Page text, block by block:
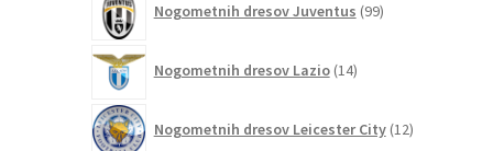
Nogometnih dresov Juventus 99izdelkov
Nogometnih dresov Lazio 14izdelkov
Nogometnih dresov Leicester City 12izdelkov